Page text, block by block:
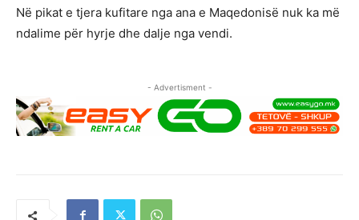
Në pikat e tjera kufitare nga ana e Maqedonisë nuk ka më
ndalime për hyrje dhe dalje nga vendi.
- Advertisment -